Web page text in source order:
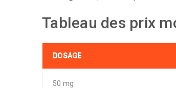
Tableau des prix
DOSAGE
50 mg